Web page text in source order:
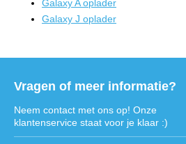
Galaxy A oplader
Galaxy J oplader
Vragen of meer informatie?
Neem contact met ons op! Onze
klantenservice staat voor je klaar :)